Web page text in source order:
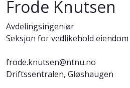
Frode Knutsen
Avdelingsingeniør
Seksjon for vedlikehold eiendom
frode.knutsen@ntnu.no
Driftssentralen, Gløshaugen